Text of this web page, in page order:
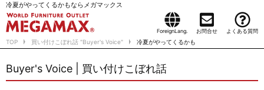
冷夏がやってくるかもならメガマックス
ForeignLang. お問合せ よくある質問
TOP 買い付けこぼれ話 "Buyer's Voice" 冷夏がやってくるかも
Buyer's Voice | 買い付けこぼれ話